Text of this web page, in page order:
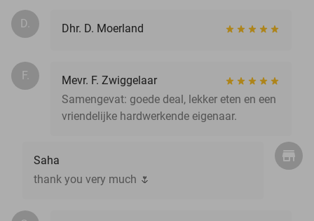
D. Dhr. D. Moerland
F.
Mevr. F. Zwiggelaar
Samengevat: goede deal, lekker eten en een
vriendelijke hardwerkende eigenaar.
Saha
thank you very much 🌷